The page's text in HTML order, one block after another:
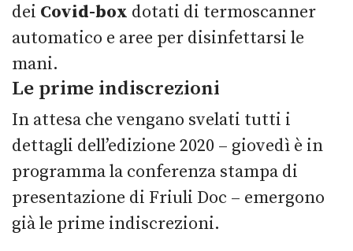
dei Covid-box dotati di termoscanner
automatico e aree per disinfettarsi le
mani.
Le prime indiscrezioni
In attesa che vengano svelati tutti i
dettagli dell’edizione 2020 – giovedì è in
programma la conferenza stampa di
presentazione di Friuli Doc – emergono
già le prime indiscrezioni.